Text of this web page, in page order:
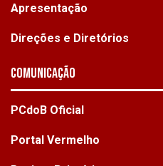
Apresentação
Direções e Diretórios
Comunicação
PCdoB Oficial
Portal Vermelho